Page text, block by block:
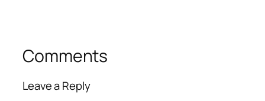
Comments
Leave a Reply